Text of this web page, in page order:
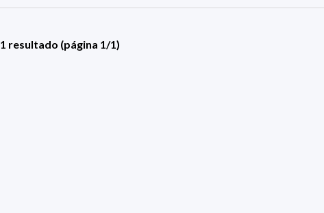
1 resultado (página 1/1)